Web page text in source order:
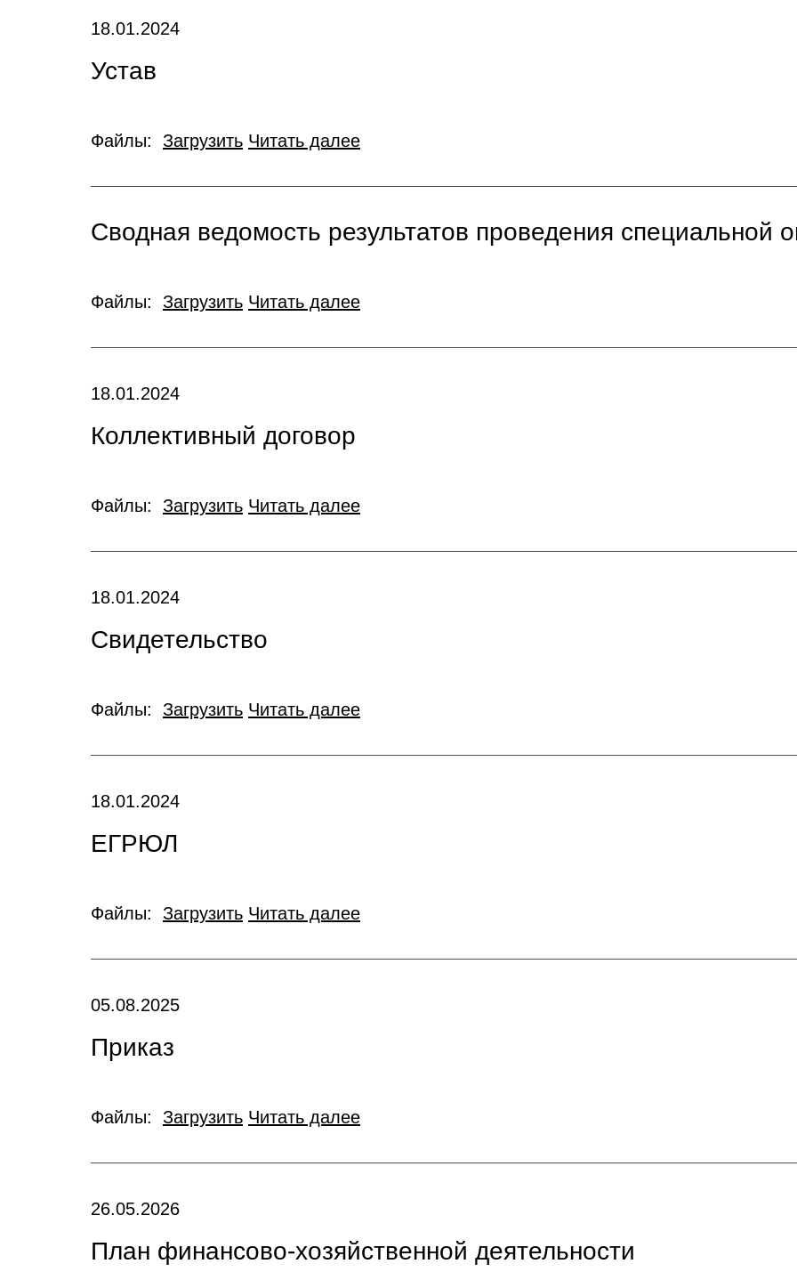
18.01.2024
Устав
Файлы: Загрузить Читать далее
Сводная ведомость результатов проведения специальной
Файлы: Загрузить Читать далее
18.01.2024
Коллективный договор
Файлы: Загрузить Читать далее
18.01.2024
Свидетельство
Файлы: Загрузить Читать далее
18.01.2024
ЕГРЮЛ
Файлы: Загрузить Читать далее
05.08.2025
Приказ
Файлы: Загрузить Читать далее
26.05.2026
План финансово-хозяйственной деятельности